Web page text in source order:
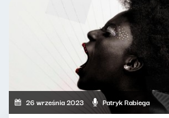
26 września 2023 Patryk Rabiega